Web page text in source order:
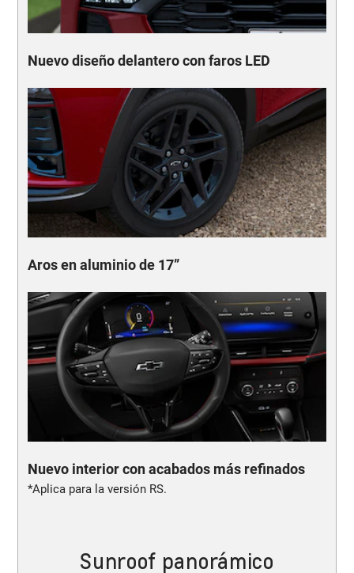
Nuevo diseño delantero con faros LED
Aros en aluminio de 17”
Nuevo interior con acabados más refinados
*Aplica para la versión RS.
Sunroof panorámico